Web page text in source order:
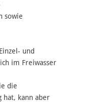
sowie
und
im Freiwasser
die
hat, kann aber